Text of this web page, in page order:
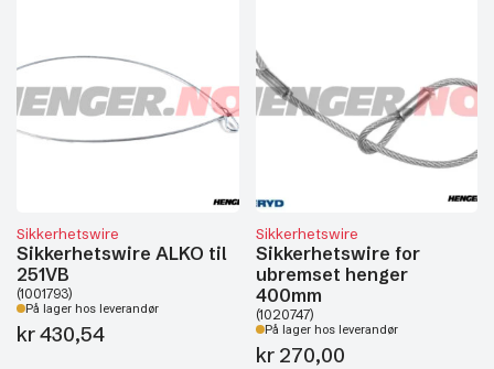
Sikkerhetswire
Sikkerhetswire ALKO til
251VB
(1001793)
På lager hos leverandør
kr430,54
Sikkerhetswire
Sikkerhetswire for
ubremset henger
400mm
(1020747)
På lager hos leverandør
kr270,00